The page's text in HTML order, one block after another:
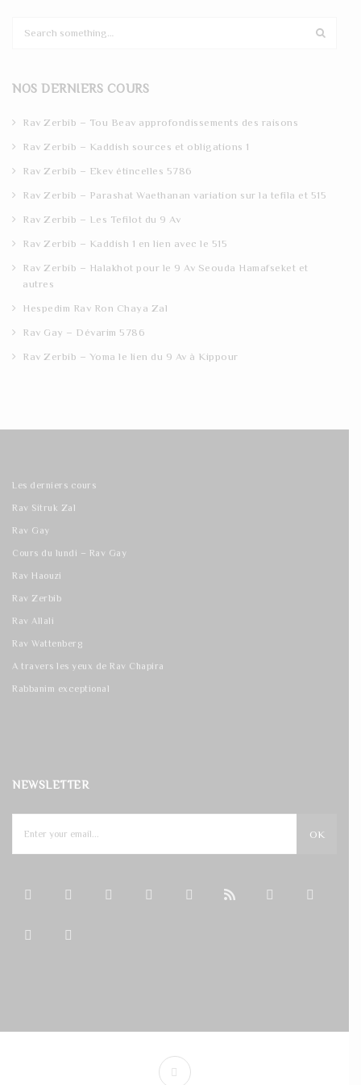
c
NOS DERNIERS COURS
Rav Zerbib – Tou Beav approfondissements des raisons
Rav Zerbib – Kaddish sources et obligations 1
Rav Zerbib – Ekev étincelles 5786
Rav Zerbib – Parashat Waethanan variation sur la tefila et 515
Rav Zerbib – Les Tefilot du 9 Av
Rav Zerbib – Kaddish 1 en lien avec le 515
Rav Zerbib – Halakhot pour le 9 Av Seouda Hamafseket et
autres
Hespedim Rav Ron Chaya Zal
Rav Gay – Dévarim 5786
Rav Zerbib – Yoma le lien du 9 Av à Kippour
Les derniers cours
Rav Sitruk Zal
Rav Gay
Cours du lundi – Rav Gay
Rav Haouzi
Rav Zerbib
Rav Allali
Rav Wattenberg
A travers les yeux de Rav Chapira
Rabbanim exceptional
NEWSLETTER
OK